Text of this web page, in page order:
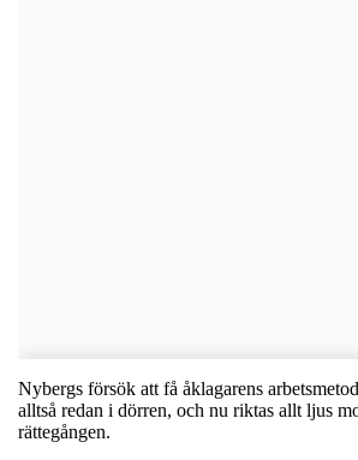
Nybergs försök att få åklagarens
alltså redan i dörren, och nu riktas allt ljus
rättegången.